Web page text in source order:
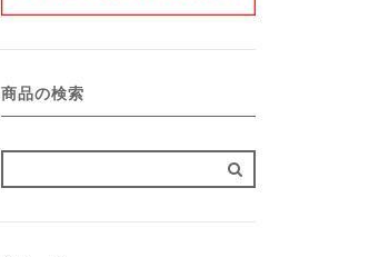
商品の検索